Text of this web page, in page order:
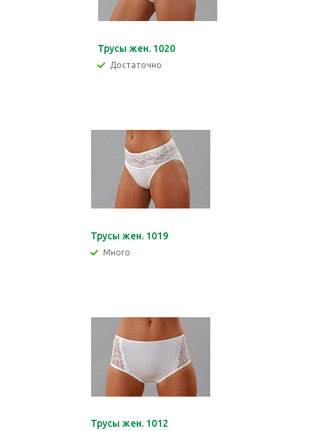
Трусы жен. 1020
Достаточно
Трусы жен. 1019
Много
Трусы жен. 1012